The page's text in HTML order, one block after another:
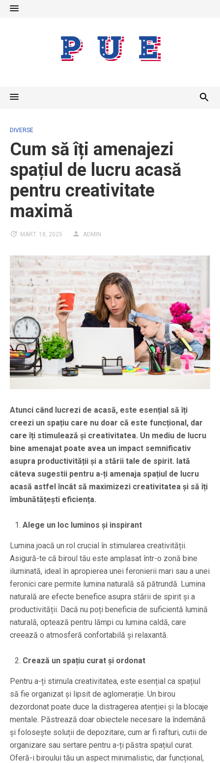
Skip
DIVERSE
Cum să îți amenajezi
spațiul de lucru acasă
pentru creativitate
maximă
MART. 18, 2025 ADMIN
Atunci când lucrezi de acasă, este esențial să îți
creezi un spațiu care nu doar că este funcțional, dar
care îți stimulează și creativitatea. Un mediu de lucru
bine amenajat poate avea un impact semnificativ
asupra productivității și a stării tale de spirit. Iată
câteva sugestii pentru a-ți amenaja spațiul de lucru
acasă astfel încât să maximizezi creativitatea și să îți
îmbunătățești eficiența.
Alege un loc luminos și inspirant
Lumina joacă un rol crucial în stimularea creativității.
Asigură-te că biroul tău este amplasat într-o zonă bine
iluminată, ideal în apropierea unei feronierii mari sau a unei
feronici care permite lumina naturală să pătrundă. Lumina
naturală are efecte benefice asupra stării de spirit și a
productivității. Dacă nu poți beneficia de suficientă lumină
naturală, optează pentru lămpi cu lumina caldă, care
creează o atmosferă confortabilă și relaxantă.
Crează un spațiu curat și ordonat
Pentru a-ți stimula creativitatea, este esențial ca spațiul
să fie organizat și lipsit de aglomerație. Un birou
dezordonat poate duce la distragerea atenției și la blocaje
mentale. Păstrează doar obiectele necesare la îndemână
și folosește soluții de depozitare, cum ar fi rafturi, cutii de
organizare sau sertare pentru a-ți păstra spațiul curat.
Oferă-i biroului tău un aspect minimalistic, dar funcțional,